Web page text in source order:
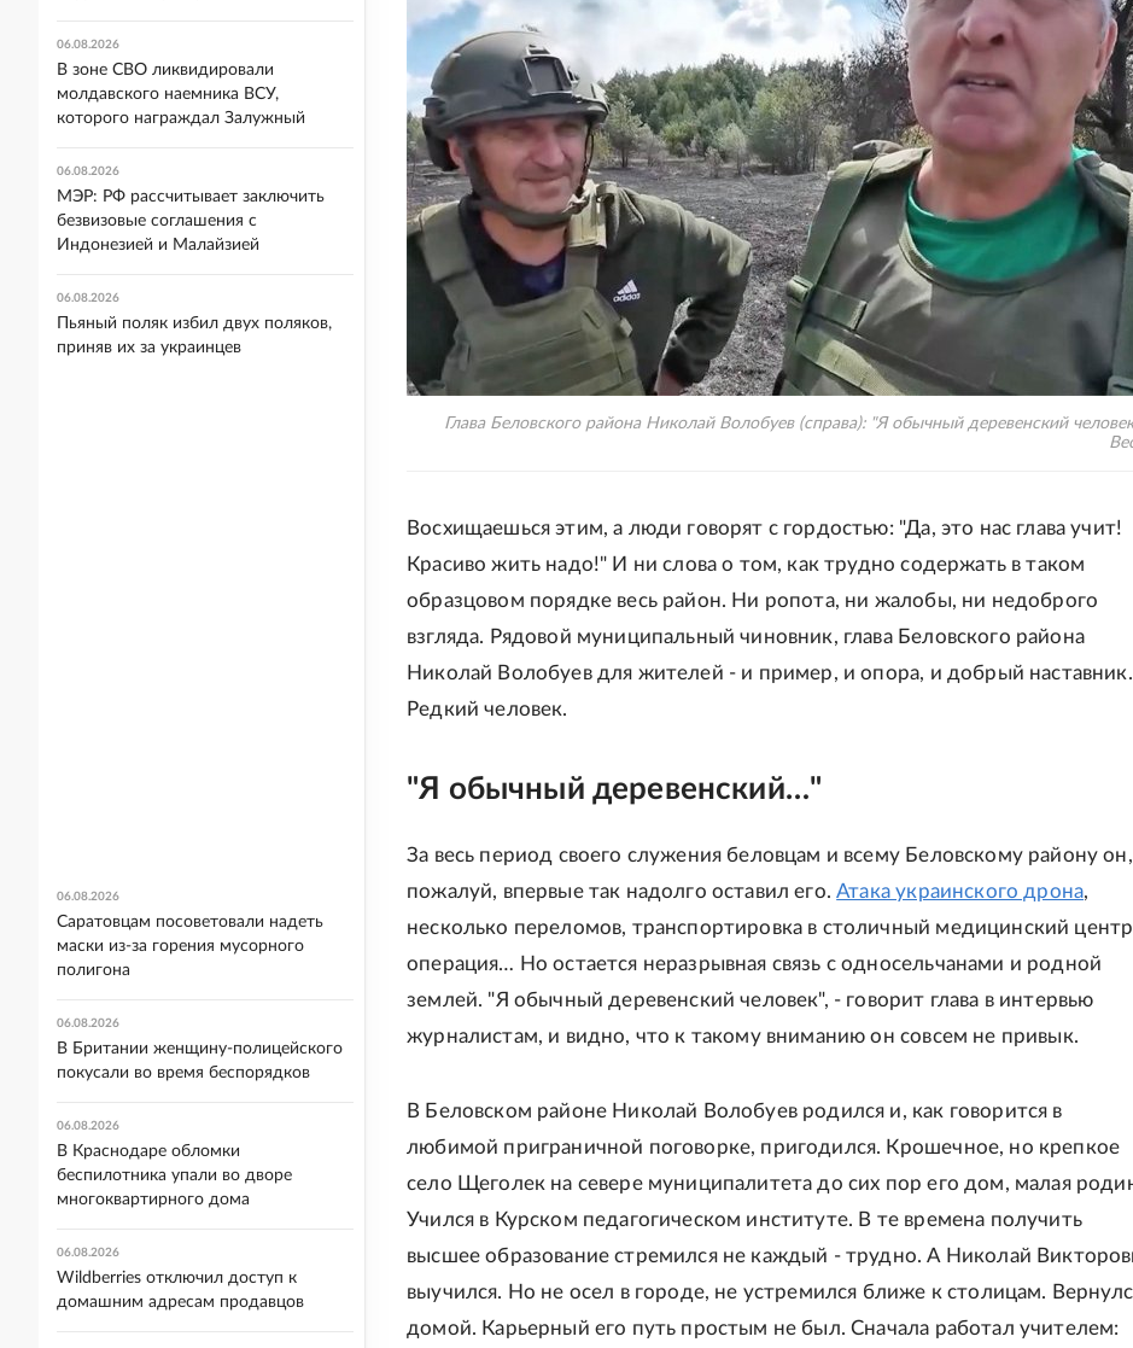
Глава Беловского района Николай Волобуев (справа): "Я обычный деревенский
Восхищаешься этим, а люди говорят с гордостью: "Да, это нас глава учит!
Красиво жить надо!" И ни слова о том, как трудно содержать в таком
образцовом порядке весь район. Ни ропота, ни жалобы, ни недоброго
взгляда. Рядовой муниципальный чиновник, глава Беловского района
Николай Волобуев для жителей - и пример, и опора, и добрый наставник.
Редкий человек.
"Я обычный деревенский…"
За весь период своего служения беловцам и всему Беловскому району он,
пожалуй, впервые так надолго оставил его.Атака украинского дрона,
несколько переломов, транспортировка в столичный медицинский
операция… Но остается неразрывная связь с односельчанами и родной
землей. "Я обычный деревенский человек", - говорит глава в интервью
журналистам, и видно, что к такому вниманию он совсем не привык.
В Беловском районе Николай Волобуев родился и, как говорится в
любимой приграничной поговорке, пригодился. Крошечное, но крепкое
село Щеголек на севере муниципалитета до сих пор его дом, малая
Учился в Курском педагогическом институте. В те времена получить
высшее образование стремился не каждый - трудно. А Николай
выучился. Но не осел в городе, не устремился ближе к столицам.
домой. Карьерный его путь простым не был. Сначала работал учителем:
06.08.2026
В зоне СВО ликвидировали
молдавского наемника ВСУ,
которого награждал Залужный
06.08.2026
МЭР: РФ рассчитывает заключить
безвизовые соглашения с
Индонезией и Малайзией
06.08.2026
Пьяный поляк избил двух поляков,
приняв их за украинцев
06.08.2026
Саратовцам посоветовали надеть
маски из-за горения мусорного
полигона
06.08.2026
В Британии женщину-полицейского
покусали во время беспорядков
06.08.2026
В Краснодаре обломки
беспилотника упали во дворе
многоквартирного дома
06.08.2026
Wildberries отключил доступ к
домашним адресам продавцов